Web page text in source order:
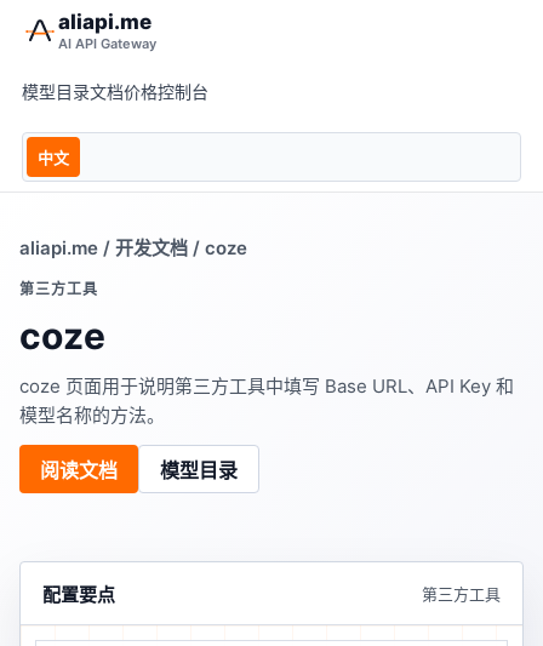
aliapi.me
AI API Gateway
模型目录文档价格控制台
中文
aliapi.me / 开发文档 / coze
第三方工具
coze
coze 页面用于说明第三方工具中填写 Base URL、API Key 和
模型名称的方法。
阅读文档 模型目录
配置要点 第三方工具